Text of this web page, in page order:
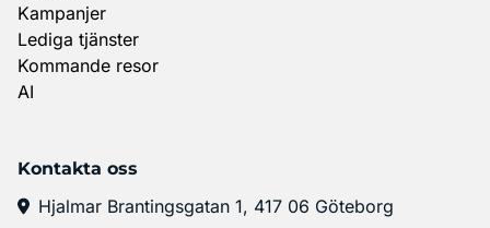
Kampanjer
Lediga tjänster
Kommande resor
AI
Kontakta oss
Hjalmar Brantingsgatan 1, 417 06 Göteborg